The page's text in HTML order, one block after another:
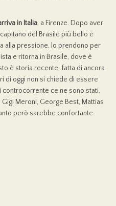
in Italia, a Firenze. Dopo aver
del Brasile più bello e
alla pressione, lo prendono per
e ritorna in Brasile, dove è
è storia recente, fatta di ancora
di oggi non si chiede di essere
ce ne sono stati,
Meroni, George Best, Mattias
però sarebbe confortante